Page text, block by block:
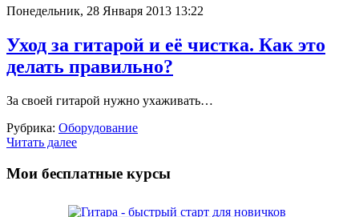
Понедельник, 28 Января 2013 13:22
Уход за гитарой и её чистка. Как это
делать правильно?
За своей гитарой нужно ухаживать…
Рубрика: Оборудование
Читать далее
Мои бесплатные курсы